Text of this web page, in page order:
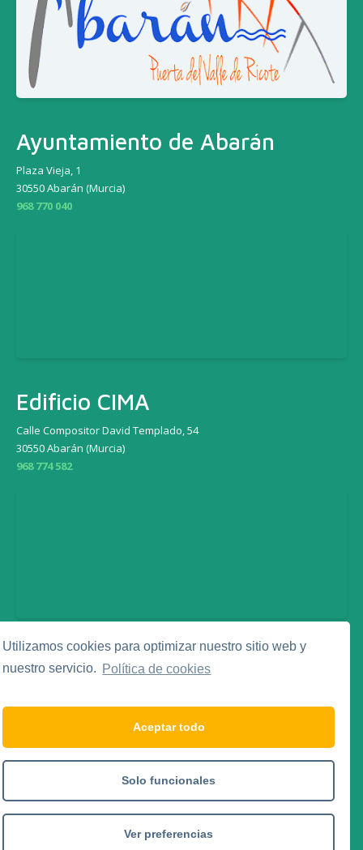
Utilizamos cookies para optimizar nuestro sitio web y
nuestro servicio. Política de cookies
Aceptar todo
Solo funcionales
Ver preferencias
Ayuntamiento de Abarán
Plaza Vieja, 1
30550 Abarán (Murcia)
968 770 040
Edificio CIMA
Calle Compositor David Templado, 54
30550 Abarán (Murcia)
968 774 582
Legal
Política de Privacidad
Social Media